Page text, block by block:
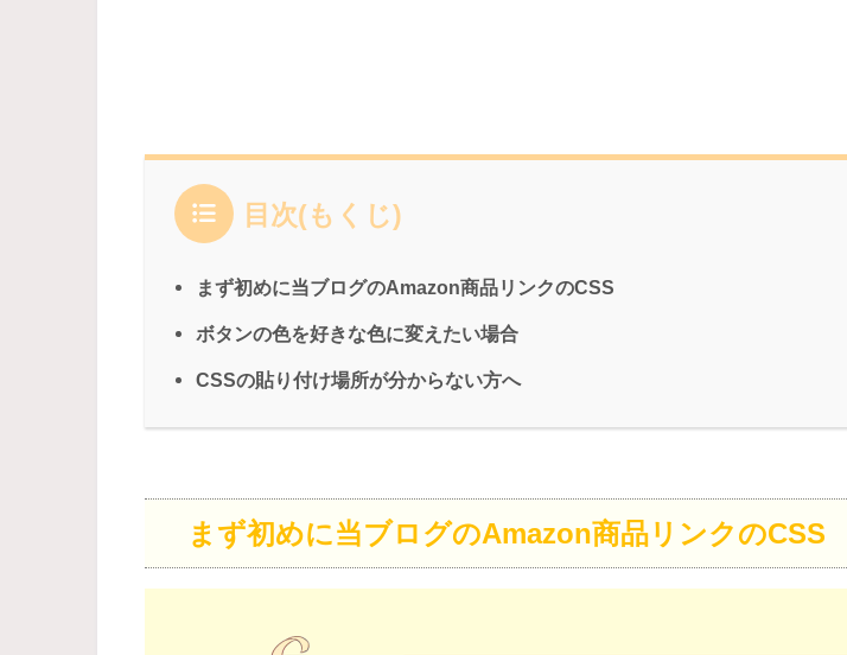
目次(もくじ)
まず初めに当ブログのAmazon商品リンクのCSS
ボタンの色を好きな色に変えたい場合
CSSの貼り付け場所が分からない方へ
まず初めに当ブログのAmazon商品リンクのCSS